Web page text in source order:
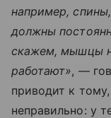
например,
должны
скажем, мышцы
работают», —
приводит к
неправильно: у